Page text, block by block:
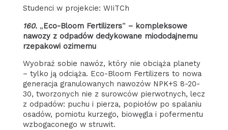
Studenci w projekcie: WIiTCh
160.„Eco-Bloom Fertilizers” – kompleksowe
nawozy z odpadów dedykowane miododajnemu
rzepakowi ozimemu
Wyobraź sobie nawóz, który nie obciąża planety
– tylko ją odciąża. Eco-Bloom Fertilizers to nowa
generacja granulowanych nawozów NPK+S 8-20-
30, tworzonych nie z surowców pierwotnych, lecz
z odpadów: puchu i pierza, popiołów po spalaniu
osadów, pomiotu kurzego, biowęgla i pofermentu
wzbogaconego w struwit.